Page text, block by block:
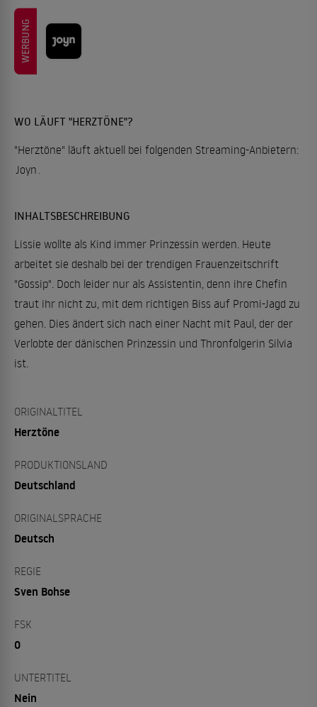
WERBUNG
WO LÄUFT "HERZTÖNE"?
"Herztöne" läuft aktuell bei folgenden Streaming-Anbietern:
Joyn .
INHALTSBESCHREIBUNG
Lissie wollte als Kind immer Prinzessin werden. Heute
arbeitet sie deshalb bei der trendigen Frauenzeitschrift
"Gossip". Doch leider nur als Assistentin, denn ihre Chefin
traut ihr nicht zu, mit dem richtigen Biss auf Promi-Jagd zu
gehen. Dies ändert sich nach einer Nacht mit Paul, der der
Verlobte der dänischen Prinzessin und Thronfolgerin Silvia
ist.
ORIGINALTITEL
Herztöne
PRODUKTIONSLAND
Deutschland
ORIGINALSPRACHE
Deutsch
REGIE
Sven Bohse
FSK
0
UNTERTITEL
Nein